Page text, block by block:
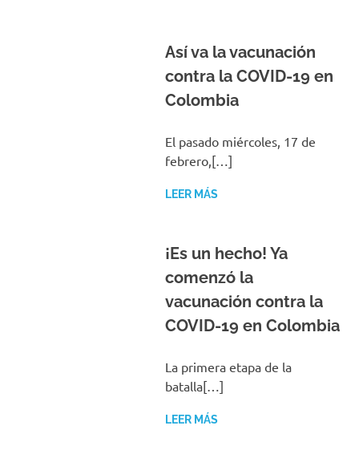
Así va la vacunación
contra la COVID-19 en
Colombia
El pasado miércoles, 17 de
febrero,[…]
LEER MÁS
¡Es un hecho! Ya
comenzó la
vacunación contra la
COVID-19 en Colombia
La primera etapa de la
batalla[…]
LEER MÁS